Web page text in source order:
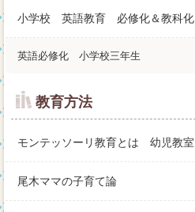
小学校 英語教育 必修化＆教科化
英語必修化 小学校三年生
教育方法
モンテッソーリ教育とは 幼児教室
尾木ママの子育て論